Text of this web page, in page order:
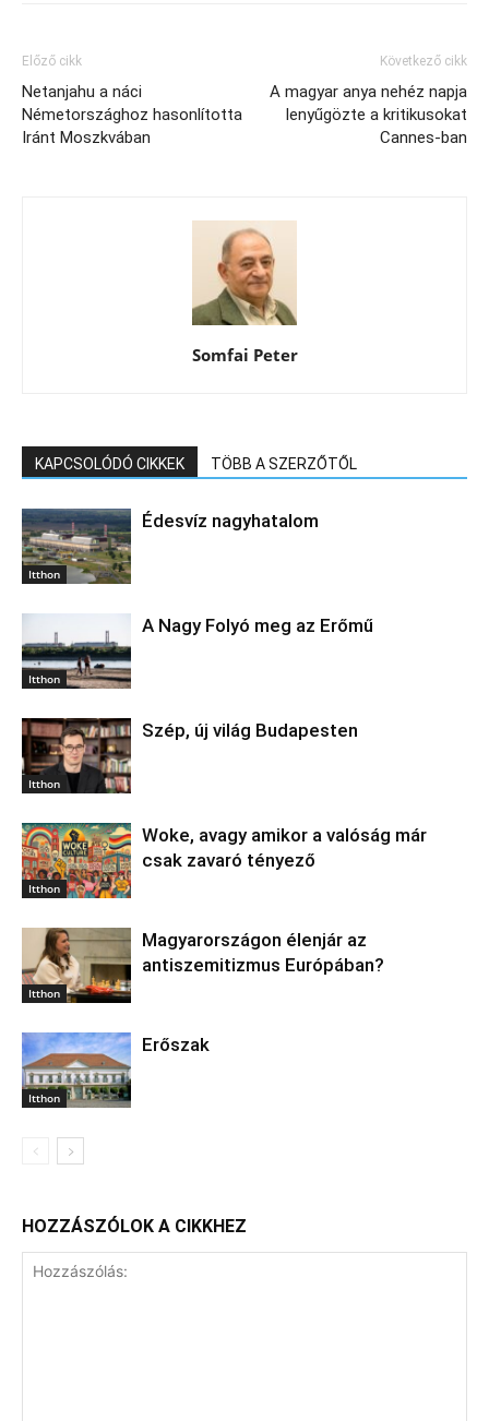
Előző cikk
Netanjahu a náci
Németországhoz hasonlította
Iránt Moszkvában
Következő cikk
A magyar anya nehéz napja
lenyűgözte a kritikusokat
Cannes-ban
Somfai Peter
KAPCSOLÓDÓ CIKKEK TÖBB A SZERZŐTŐL
Itthon
Édesvíz nagyhatalom
Itthon
A Nagy Folyó meg az Erőmű
Itthon
Szép, új világ Budapesten
Itthon
Woke, avagy amikor a valóság már
csak zavaró tényező
Itthon
Magyarországon élenjár az
antiszemitizmus Európában?
Itthon
Erőszak
HOZZÁSZÓLOK A CIKKHEZ